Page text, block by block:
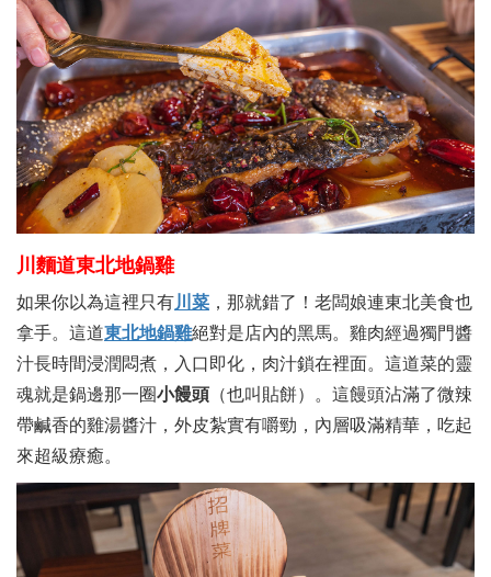
川麵道東北地鍋雞
如果你以為這裡只有川菜 ，那就錯了！老闆娘連東北美食也
拿手。這道東北地鍋雞絕對是店內的黑馬。雞肉經過獨門醬
汁長時間浸潤悶煮，入口即化，肉汁鎖在裡面。這道菜的靈
魂就是鍋邊那一圈小饅頭 （也叫貼餅）。這饅頭沾滿了微辣
帶鹹香的雞湯醬汁，外皮紮實有嚼勁，內層吸滿精華，吃起
來超級療癒。